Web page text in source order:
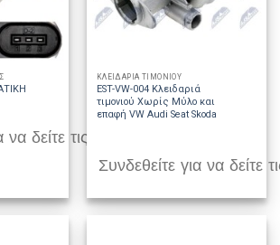
δείτε τις τιμές
ΚΛΕΙΔΑΡΙΑ ΤΙΜΟΝΙΟΥ
EST-VW-004 Κλειδαριά
τιμονιού Χωρίς Μύλο και
επαφή VW Audi Seat Skoda
Συνδεθείτε για να δείτε